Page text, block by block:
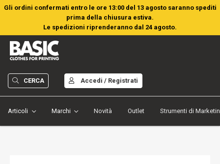
Gli ordini confermati entro le ore 13:00 del 13 agosto saranno spediti
prima della chiusura estiva.
Le spedizioni riprenderanno dal 24 agosto.
Articoli Marchi Novità Outlet Strumenti di
CERCA Accedi / Registrati